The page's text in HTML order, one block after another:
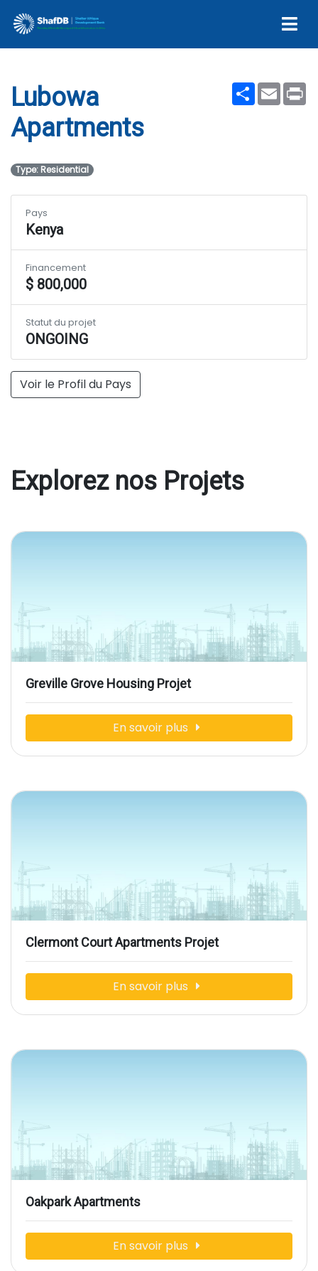
Lubowa Apartments
ShareEmail
Lubowa
Apartments
Type: Residential
Voir le Profil du Pays
Pays
Kenya
Financement
$ 800,000
Statut du projet
ONGOING
Explorez nos Projets
Greville Grove Housing Projet
En savoir plus
Clermont Court Apartments Projet
En savoir plus
Oakpark Apartments
En savoir plus